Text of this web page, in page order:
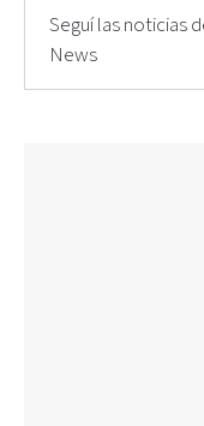
Seguí las noticias
News